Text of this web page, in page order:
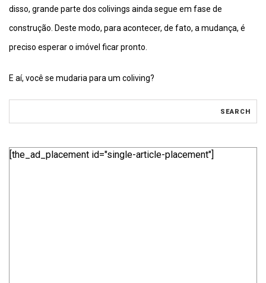
disso, grande parte dos colivings ainda segue em fase de
construção. Deste modo, para acontecer, de fato, a mudança, é
preciso esperar o imóvel ficar pronto.
E aí, você se mudaria para um coliving?
[the_ad_placement id="single-article-placement"]